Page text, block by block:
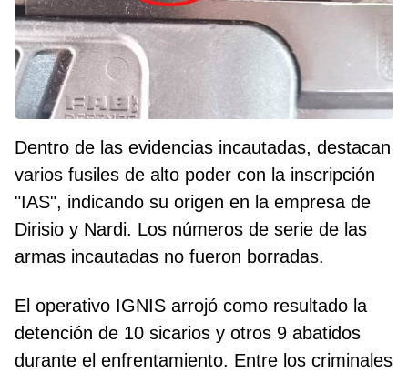
Dentro de las evidencias incautadas, destacan
varios fusiles de alto poder con la inscripción
"IAS", indicando su origen en la empresa de
Dirisio y Nardi. Los números de serie de las
armas incautadas no fueron borradas.
El operativo IGNIS arrojó como resultado la
detención de 10 sicarios y otros 9 abatidos
durante el enfrentamiento. Entre los criminales